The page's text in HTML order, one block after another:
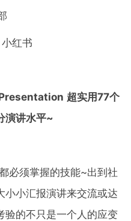
红书
超实用77个
演讲水平~
必须掌握的技能~出到社
小小汇报演讲来交流或达
验的不只是一个人的应变